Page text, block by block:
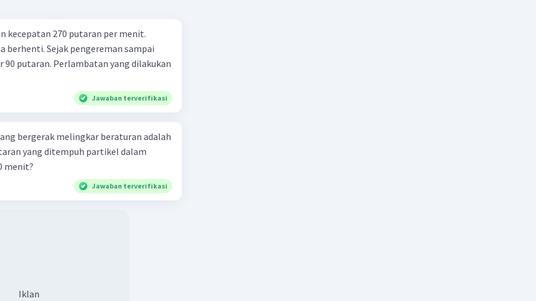
kecepatan 270 putaran per menit.
berhenti. Sejak pengereman sampai
putaran. Perlambatan yang dilakukan
Jawaban terverifikasi
bergerak melingkar beraturan adalah
yang ditempuh partikel dalam
sekon? 10 sekon? 10 menit?
Jawaban terverifikasi
Iklan